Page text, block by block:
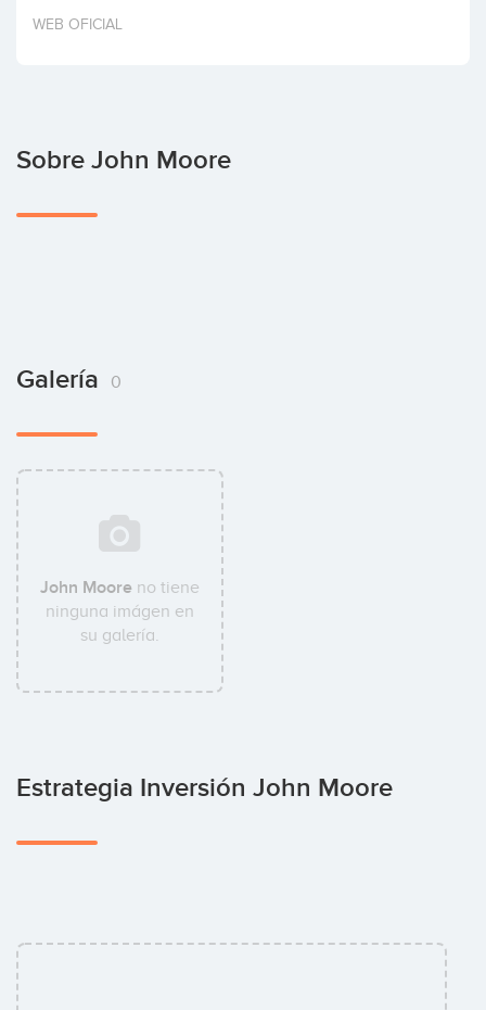
Invertir
WEB OFICIAL
Sobre John Moore
Galería 0
John Moore no tiene
ninguna imágen en
su galería.
Estrategia Inversión John Moore